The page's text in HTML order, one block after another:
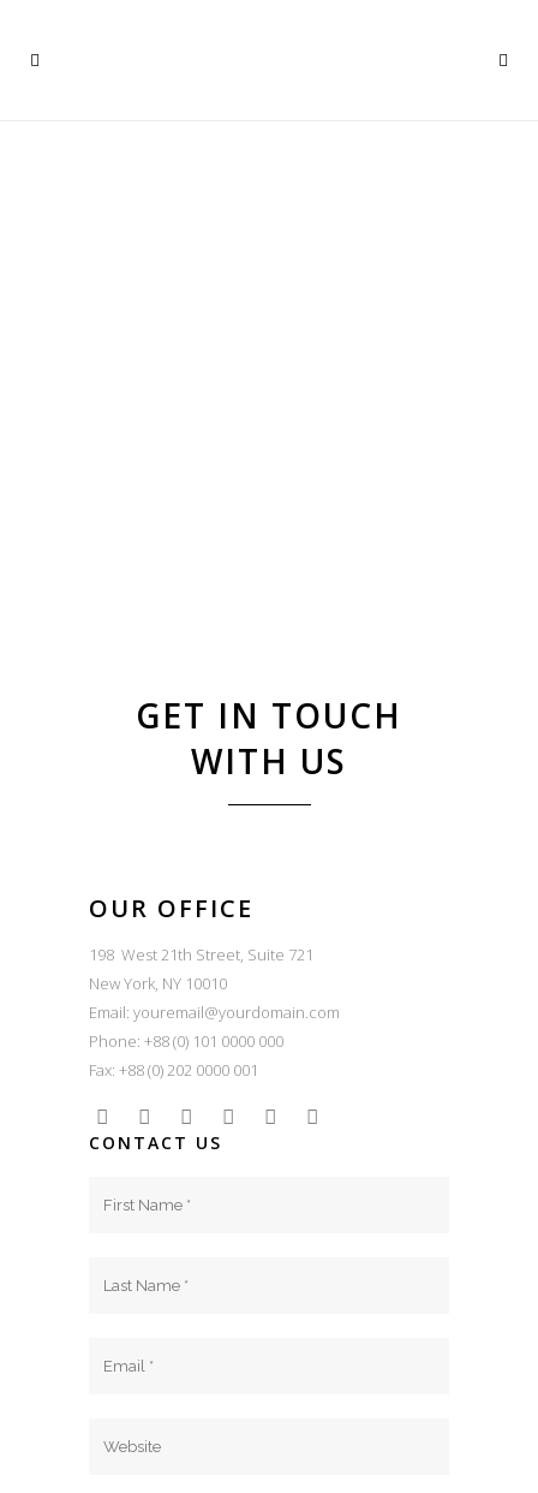
GET IN TOUCH
WITH US
OUR OFFICE
198 West 21th Street, Suite 721
New York, NY 10010
Email: youremail@yourdomain.com
Phone: +88 (0) 101 0000 000
Fax: +88 (0) 202 0000 001
CONTACT US